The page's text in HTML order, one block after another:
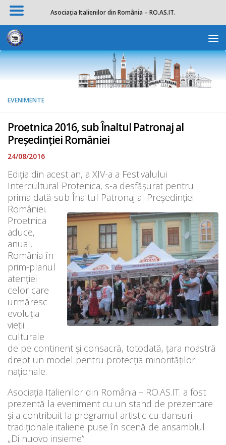
Skip to content
EVENIMENTE
Proetnica 2016, sub Înaltul Patronaj al
Președinției României
24/08/2016
Ediția din acest an, a XIV-a a Festivalului
Intercultural Protenica, s-a desfăşurat pentru
prima dată sub Înaltul Patronaj al Președinției
României.
Proetnica
aduce,
anual,
România în
prim-planul
atenţiei
celor care
urmăresc
evoluţia
vieţii
culturale
de pe continent şi consacră, totodată, ţara noastră
drept un model pentru protecţia minorităţilor
naţionale.
Asociația Italienilor din România – RO.AS.IT. a fost
prezentă la eveniment cu un stand de prezentare
și a contribuit la programul artistic cu dansuri
tradiționale italiene puse în scenă de ansamblul
„Di nuovo insieme”.
Asociația Italienilor din România – RO.AS.IT.